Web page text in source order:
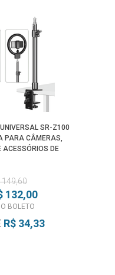
Z - A
Mais Vendidos
Maior Preço
Menor Preço
SR-Z100
PARA CÂMERAS,
ACESSÓRIOS DE
149,60
132,00
BOLETO
R$ 34,33